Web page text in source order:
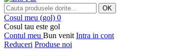
OK
Cosul meu (gol) 0
Cosul tau este gol
Contul meu Bun venit Intra in cont
Reduceri Produse noi